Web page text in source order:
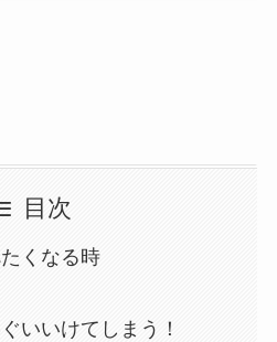
目次
くなる時
いいけてしまう！